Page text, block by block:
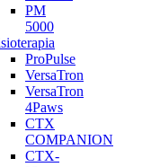
PM
5000
ProPulse
VersaTron
VersaTron
4Paws
CTX
COMPANION
CTX-